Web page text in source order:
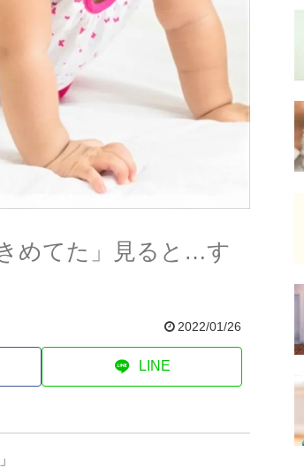
めてた」見ると…す
2022/01/26
LINE